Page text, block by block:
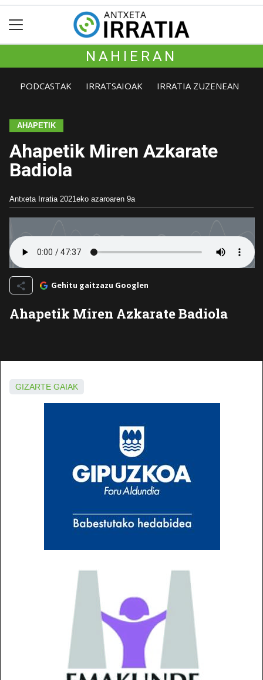
NAHIERAN
PODCASTAK IRRATSAIOAK IRRATIA ZUZENEAN
AHAPETIK
Ahapetik Miren Azkarate
Badiola
Antxeta Irratia 2021eko azaroaren 9a
Gehitu gaitzazu Googlen
Ahapetik Miren Azkarate Badiola
GIZARTE GAIAK